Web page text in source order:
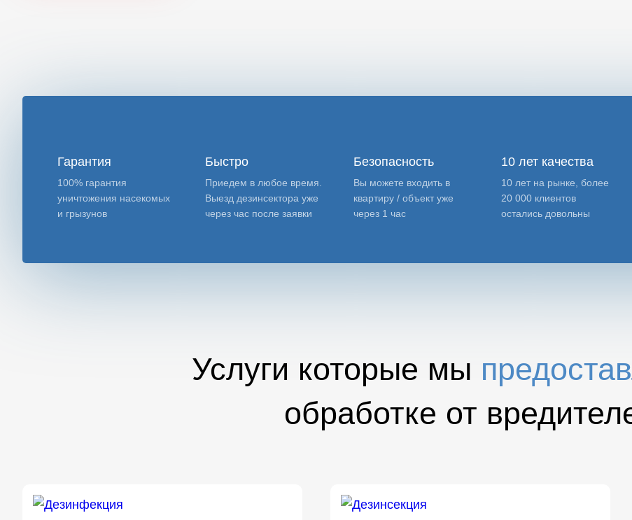
Гарантия
100% гарантия
уничтожения насекомых
и грызунов
Быстро
Приедем в любое время.
Выезд дезинсектора уже
через час после заявки
Безопасность
Вы можете входить в
квартиру / объект уже
через 1 час
10 лет качества
10 лет на рынке, более
20 000 клиентов
остались довольны
Услуги которые мы
обработке от